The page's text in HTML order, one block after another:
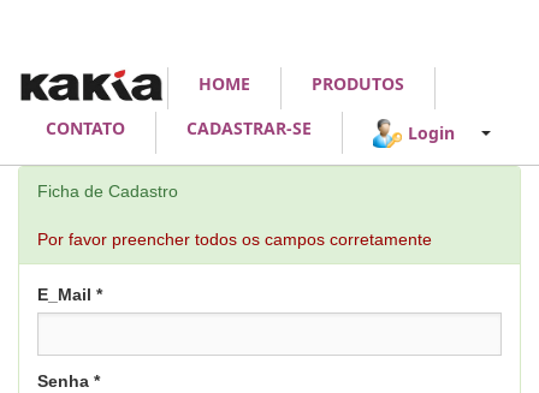
HOME
PRODUTOS
CONTATO
CADASTRAR-SE Login
Ficha de Cadastro
Por favor preencher todos os campos corretamente
E_Mail *
Senha *